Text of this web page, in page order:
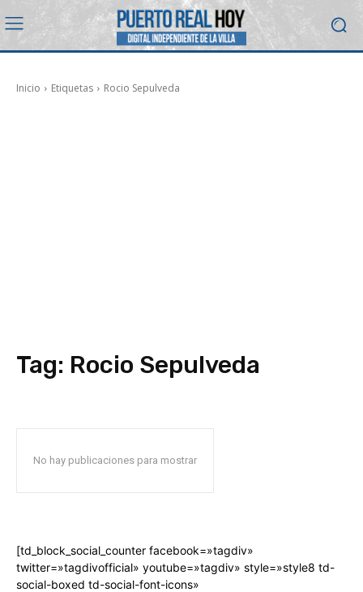
Inicio Etiquetas Rocio Sepulveda
Tag: Rocio Sepulveda
No hay publicaciones para mostrar
[td_block_social_counter facebook=»tagdiv»
twitter=»tagdivofficial» youtube=»tagdiv» style=»style8 td-
social-boxed td-social-font-icons»